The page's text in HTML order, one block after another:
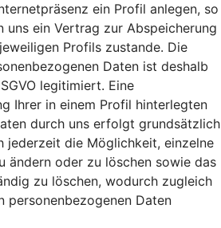
ein Profil anlegen, so
uns ein Vertrag zur Abspeicherung
Profils zustande. Die
Daten ist deshalb
legitimiert. Eine
Ihrer in einem Profil hinterlegten
durch uns erfolgt grundsätzlich
jederzeit die Möglichkeit, einzelne
ändern oder zu löschen sowie das
zu löschen, wodurch zugleich
personenbezogenen Daten